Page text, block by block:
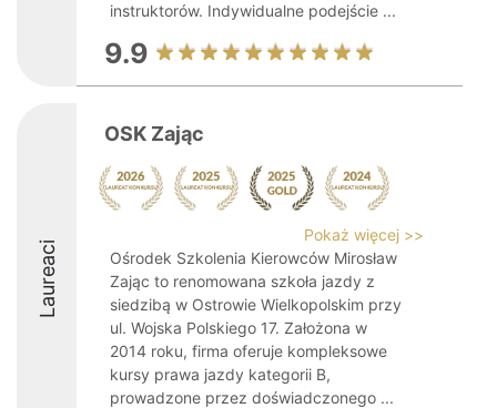
instruktorów. Indywidualne podejście ...
9.9
Laureaci
OSK Zając
Pokaż więcej >>
Ośrodek Szkolenia Kierowców Mirosław
Zając to renomowana szkoła jazdy z
siedzibą w Ostrowie Wielkopolskim przy
ul. Wojska Polskiego 17. Założona w
2014 roku, firma oferuje kompleksowe
kursy prawa jazdy kategorii B,
prowadzone przez doświadczonego ...